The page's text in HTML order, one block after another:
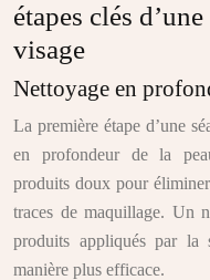
étapes clés
visage
Nettoyage en
La première étape d’une
en profondeur de la
produits doux pour
traces de maquillage. Un
produits appliqués par la
manière plus efficace.